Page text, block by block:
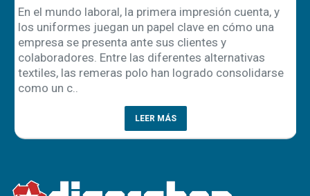
En el mundo laboral, la primera impresión cuenta, y
los uniformes juegan un papel clave en cómo una
empresa se presenta ante sus clientes y
colaboradores. Entre las diferentes alternativas
textiles, las remeras polo han logrado consolidarse
como un c..
LEER MÁS